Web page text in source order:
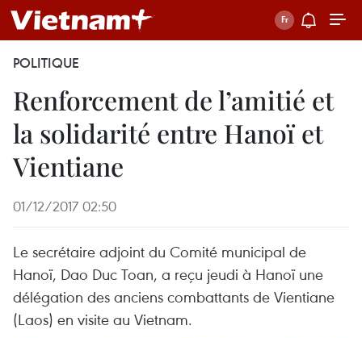
POLITIQUE
Renforcement de l’amitié et
la solidarité entre Hanoï et
Vientiane
01/12/2017 02:50
Le secrétaire adjoint du Comité municipal de
Hanoï, Dao Duc Toan, a reçu jeudi à Hanoï une
délégation des anciens combattants de Vientiane
(Laos) en visite au Vietnam.